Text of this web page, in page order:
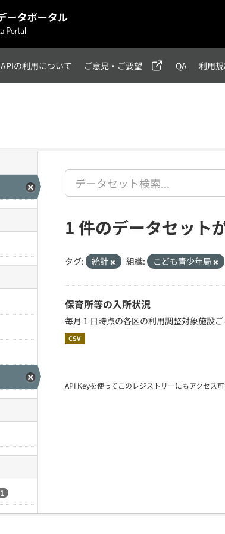
APIの利用について ご意見・ご要望 QA 利用
1
1 件のデータセット
タグ: 統計 組織: こども青少年局
保育所等の入所状況
毎月１日時点の各区の利用調整対象施設
CSV
API Keyを使ってこのレジストリーにもアクセス